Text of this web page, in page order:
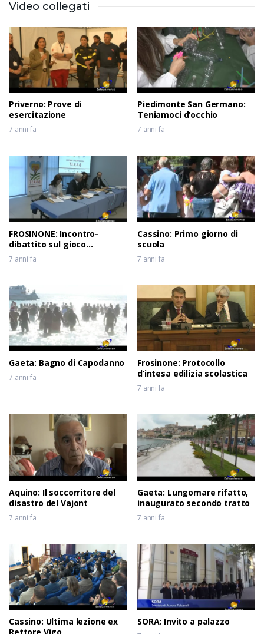
FROSINONE: Il grido delle palestre
6 anni fa
Video collegati
Priverno: Prove di
esercitazione
7 anni fa
Piedimonte San Germano:
Teniamoci d’occhio
7 anni fa
FROSINONE: Incontro-
dibattito sul gioco
d’azzardo
7 anni fa
Cassino: Primo giorno di
scuola
7 anni fa
Gaeta: Bagno di Capodanno
7 anni fa
Frosinone: Protocollo
d’intesa edilizia scolastica
7 anni fa
Aquino: Il soccorritore del
disastro del Vajont
7 anni fa
Gaeta: Lungomare rifatto,
inaugurato secondo tratto
7 anni fa
Cassino: Ultima lezione ex
SORA: Invito a palazzo